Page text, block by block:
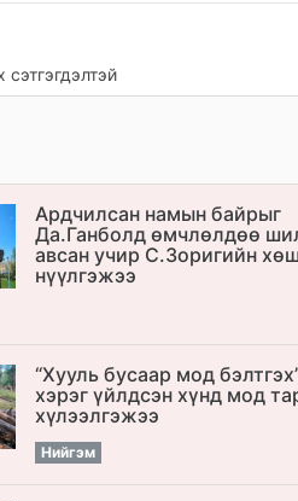
Ардчилсан намын байрыг
Да.Ганболд өмчлөлдөө
авсан учир С.Зоригийн
нүүлгэжээ
“Хууль бусаар мод
хэрэг үйлдсэн хүнд мод
хүлээлгэжээ
Нийгэм